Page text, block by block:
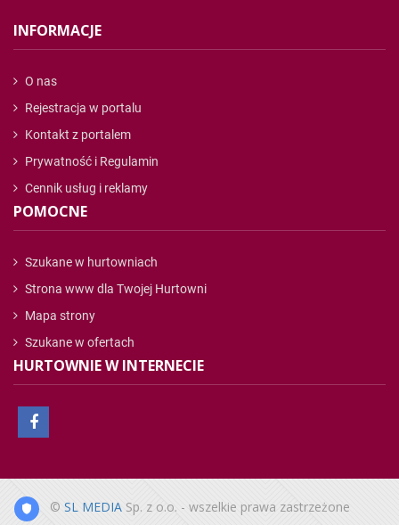
INFORMACJE
O nas
Rejestracja w portalu
Kontakt z portalem
Prywatność i Regulamin
Cennik usług i reklamy
POMOCNE
Szukane w hurtowniach
Strona www dla Twojej Hurtowni
Mapa strony
Szukane w ofertach
HURTOWNIE W INTERNECIE
© SL MEDIASp. z o.o. - wszelkie prawa zastrzeżone